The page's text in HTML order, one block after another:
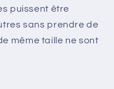
puissent être
sans prendre de
même taille ne sont